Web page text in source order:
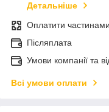
Детальніше
Оплатити частинами
Післяплата
Умови компанії та
Всі умови оплати